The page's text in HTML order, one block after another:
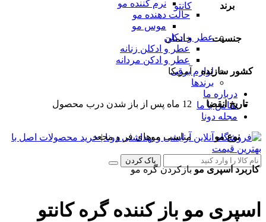
نرم کننده مو
حالت دهنده مو
موس مو
عطر و ادکلن
عطر و ادکلن زنانه
عطر و ادکن مردانه
لوازم برقی
برندها
درباره ما
تماس با ما
مجله دونا
پاک کردن
برند کانتو
جنسیت خانمان
کشور سازنده آمریکا
تاریخ انقضا 12 ماه پس از باز شدن درب محصول
نوع مو مناسب موهای فر و مجعد
کاربرد اسپری مو بازکردن گره مو
اسپری مو باز کننده گره کانتو